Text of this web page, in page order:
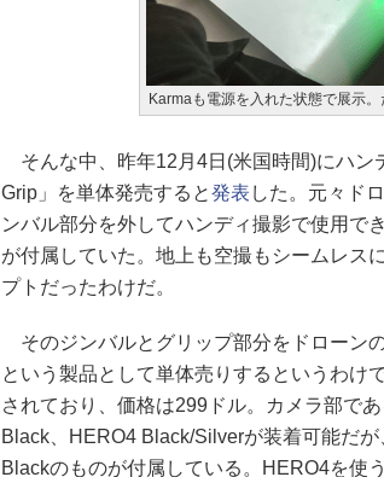
Karmaも電源を入れた状態で展示
そんな中、昨年12月4日(米国時間)にハン
Grip」を単体発売すると発表 した。元々ド
ンバル部分を外してハンディ撮影で使用で
が付属していた。地上も空撮もシームレス
プトだったわけだ。
そのジンバルとグリップ部分をドローン
という製品として単体売りするというわけ
されており、価格は299ドル。カメラ部で
Black、HERO4 Black/Silverが装着可能だ
Blackのものが付属している。HERO4を使